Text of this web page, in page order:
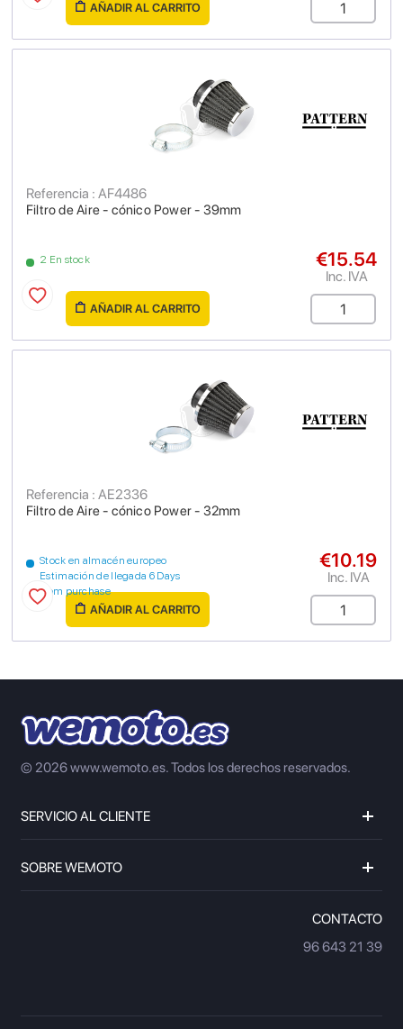
AÑADIR AL CARRITO
Filtro de Aire - cónico Power - 39mm
Referencia : AF4486
2 En stock €15.54
Inc. IVA
AÑADIR AL CARRITO
Filtro de Aire - cónico Power - 32mm
Referencia : AE2336
Stock en almacén europeo
Estimación de llegada 6 Days
from purchase
€10.19
Inc. IVA
AÑADIR AL CARRITO
© 2026 www.wemoto.es.Todos los derechos reservados.
SERVICIO AL CLIENTE
SOBRE WEMOTO
CONTACTO
96 643 21 39